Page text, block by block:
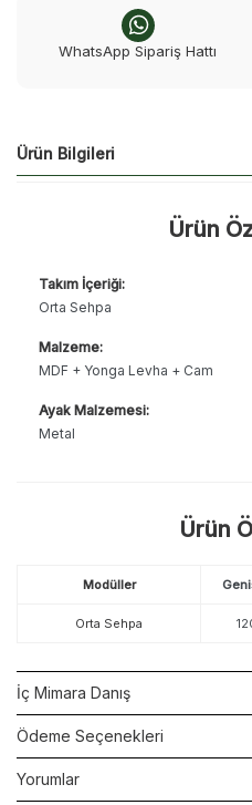
WhatsApp Sipariş Hattı
Ürün Bilgileri
Ürün
Takım İçeriği:
Orta Sehpa
Malzeme:
MDF + Yonga Levha + Cam
Ayak Malzemesi:
Metal
Ürün
Modüller
Orta Sehpa
İç Mimara Danış
Ödeme Seçenekleri
Yorumlar